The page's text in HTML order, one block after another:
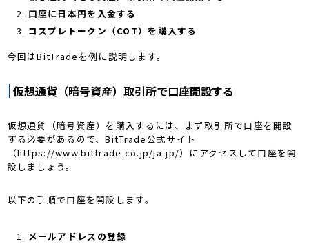
口座に日本円を入金する
コスプレトークン（COT）を購入する
今回はBitTradeを例に説明します。
仮想通貨（暗号資産）取引所で口座開設する
仮想通貨（暗号資産）を購入するには、まず取引所で口座を開設
する必要があるので、BitTrade公式サイト
（https://www.bittrade.co.jp/ja-jp/）にアクセスして口座を開
設しましょう。
以下の手順で口座を開設します。
メールアドレスの登録